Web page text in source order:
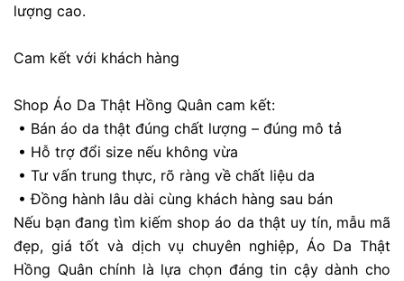
lượng cao.
Cam kết với khách hàng
Shop Áo Da Thật Hồng Quân cam kết:
• Bán áo da thật đúng chất lượng – đúng mô tả
• Hỗ trợ đổi size nếu không vừa
• Tư vấn trung thực, rõ ràng về chất liệu da
• Đồng hành lâu dài cùng khách hàng sau bán
Nếu bạn đang tìm kiếm shop áo da thật uy tín, mẫu mã
đẹp, giá tốt và dịch vụ chuyên nghiệp, Áo Da Thật
Hồng Quân chính là lựa chọn đáng tin cậy dành cho